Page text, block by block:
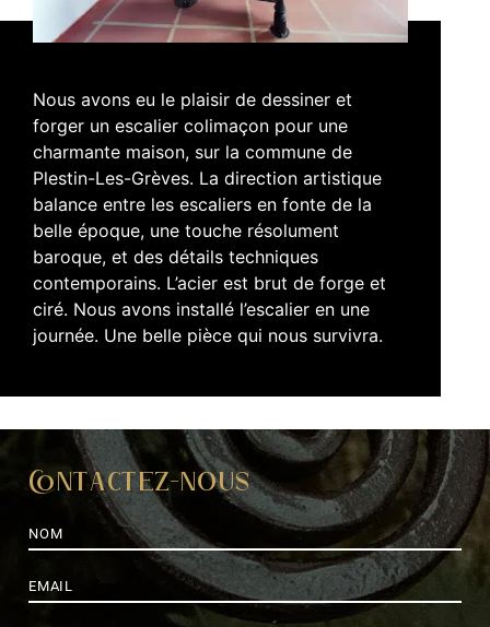
Nous avons eu le plaisir de dessiner et
forger un escalier colimaçon pour une
charmante maison, sur la commune de
Plestin-Les-Grèves. La direction artistique
balance entre les escaliers en fonte de la
belle époque, une touche résolument
baroque, et des détails techniques
contemporains. L’acier est brut de forge et
ciré. Nous avons installé l’escalier en une
journée. Une belle pièce qui nous survivra.
Contactez-nous
mail *